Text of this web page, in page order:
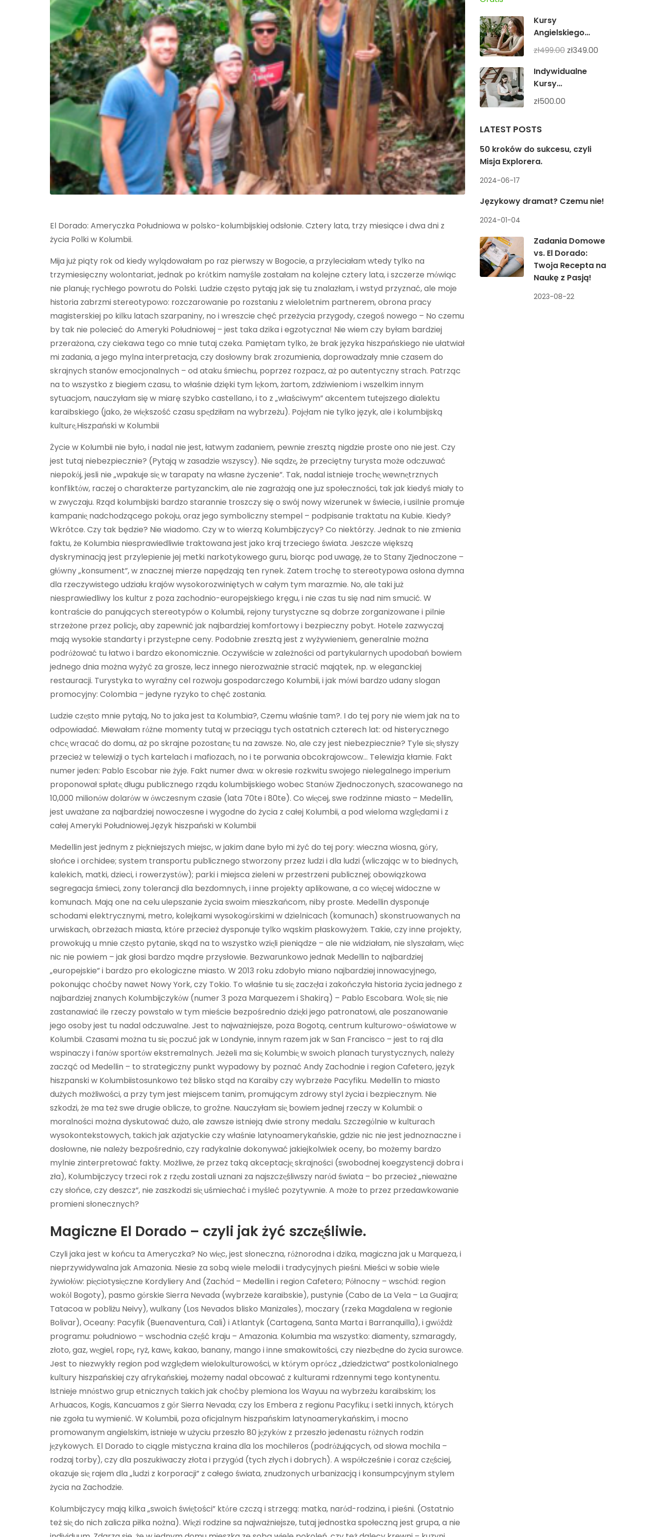
El Dorado: Ameryczka Południowa w polsko-kolumbijskiej odsłonie. Cztery lata, trzy miesiące i dwa dni z
życia Polki w Kolumbii.
Mija już piąty rok od kiedy wylądowałam po raz pierwszy w Bogocie, a przyleciałam wtedy tylko na
trzymiesięczny wolontariat, jednak po krόtkim namyśle zostałam na kolejne cztery lata, i szczerze mόwiąc
nie planujᶒ rychłego powrotu do Polski. Ludzie często pytają jak się tu znalazłam, i wstyd przyznać, ale moje
historia zabrzmi stereotypowo: rozczarowanie po rozstaniu z wieloletnim partnerem, obrona pracy
magisterskiej po kilku latach szarpaniny, no i wreszcie chęć przeżycia przygody, czegoś nowego – No czemu
by tak nie polecieć do Ameryki Południowej – jest taka dzika i egzotyczna! Nie wiem czy byłam bardziej
przerażona, czy ciekawa tego co mnie tutaj czeka. Pamiętam tylko, że brak języka hiszpańskiego nie ułatwiał
mi zadania, a jego mylna interpretacja, czy dosłowny brak zrozumienia, doprowadzały mnie czasem do
skrajnych stanów emocjonalnych – od ataku śmiechu, poprzez rozpacz, aż po autentyczny strach. Patrząc
na to wszystko z biegiem czasu, to właśnie dzięki tym lᶒkom, żartom, zdziwieniom i wszelkim innym
sytuacjom, nauczyłam się w miarę szybko castellano, i to z „właściwym” akcentem tutejszego dialektu
karaibskiego (jako, że wiᶒkszość czasu spᶒdziłam na wybrzeżu). Pojᶒłam nie tylko język, ale i kolumbijską
kulturᶒ.Hiszpański w Kolumbii
Życie w Kolumbii nie było, i nadal nie jest, łatwym zadaniem, pewnie zresztą nigdzie proste ono nie jest. Czy
jest tutaj niebezpiecznie? (Pytają w zasadzie wszyscy). Nie sądzᶒ, że przeciętny turysta może odczuwać
niepokόj, jesli nie „wpakuje siᶒ w tarapaty na własne życzenie”. Tak, nadal istnieje trochᶒ wewnᶒtrznych
konfliktόw, raczej o charakterze partyzanckim, ale nie zagrażają one juz społeczności, tak jak kiedyś miały to
w zwyczaju. Rząd kolumbijski bardzo starannie troszczy się o swój nowy wizerunek w świecie, i usilnie promuje
kampaniᶒ nadchodzącego pokoju, oraz jego symboliczny stempel – podpisanie traktatu na Kubie. Kiedy?
Wkrótce. Czy tak będzie? Nie wiadomo. Czy w to wierzą Kolumbijczycy? Co niektórzy. Jednak to nie zmienia
faktu, że Kolumbia niesprawiedliwie traktowana jest jako kraj trzeciego świata. Jeszcze większą
dyskryminacją jest przylepienie jej metki narkotykowego guru, biorąc pod uwagę, że to Stany Zjednoczone –
głόwny „konsument”, w znacznej mierze napędzają ten rynek. Zatem trochę to stereotypowa osłona dymna
dla rzeczywistego udziału krajów wysokorozwiniętych w całym tym marazmie. No, ale taki już
niesprawiedliwy los kultur z poza zachodnio-europejskiego kręgu, i nie czas tu się nad nim smucić. W
kontraście do panujących stereotypów o Kolumbii, rejony turystyczne są dobrze zorganizowane i pilnie
strzeżone przez policjᶒ, aby zapewnić jak najbardziej komfortowy i bezpieczny pobyt. Hotele zazwyczaj
mają wysokie standarty i przystᶒpne ceny. Podobnie zresztą jest z wyżywieniem, generalnie można
podrόżować tu łatwo i bardzo ekonomicznie. Oczywiście w zależności od partykularnych upodobań bowiem
jednego dnia można wyżyć za grosze, lecz innego nierozważnie stracić majątek, np. w eleganckiej
restauracji. Turystyka to wyraźny cel rozwoju gospodarczego Kolumbii, i jak mόwi bardzo udany slogan
promocyjny: Colombia – jedyne ryzyko to chęć zostania.
Ludzie czᶒsto mnie pytają, No to jaka jest ta Kolumbia?, Czemu właśnie tam?. I do tej pory nie wiem jak na to
odpowiadać. Miewałam rόżne momenty tutaj w przeciągu tych ostatnich czterech lat: od histerycznego
chcᶒ wracać do domu, aż po skrajne pozostanᶒ tu na zawsze. No, ale czy jest niebezpiecznie? Tyle siᶒ słyszy
przecież w telewizji o tych kartelach i mafiozach, no i te porwania obcokrajowcow… Telewizja kłamie. Fakt
numer jeden: Pablo Escobar nie żyje. Fakt numer dwa: w okresie rozkwitu swojego nielegalnego imperium
proponował spłatᶒ długu publicznego rządu kolumbijskiego wobec Stanόw Zjednoczonych, szacowanego na
10,000 milionόw dolarόw w όwczesnym czasie (lata 70te i 80te). Co wiᶒcej, swe rodzinne miasto – Medellin,
jest uważane za najbardziej nowoczesne i wygodne do życia z całej Kolumbii, a pod wieloma wzglᶒdami i z
całej Ameryki Południowej.Język hiszpański w Kolumbii
Medellin jest jednym z piᶒkniejszych miejsc, w jakim dane było mi żyć do tej pory: wieczna wiosna, gόry,
słońce i orchidee; system transportu publicznego stworzony przez ludzi i dla ludzi (wliczając w to biednych,
kalekich, matki, dzieci, i rowerzystόw); parki i miejsca zieleni w przestrzeni publicznej; obowiązkowa
segregacja śmieci, zony tolerancji dla bezdomnych, i inne projekty aplikowane, a co wiᶒcej widoczne w
komunach. Mają one na celu ulepszanie życia swoim mieszkańcom, niby proste. Medellin dysponuje
schodami elektrycznymi, metro, kolejkami wysokogόrskimi w dzielnicach (komunach) skonstruowanych na
urwiskach, obrzeżach miasta, ktόre przecież dysponuje tylko wąskim płaskowyżem. Takie, czy inne projekty,
prowokują u mnie czᶒsto pytanie, skąd na to wszystko wziᶒli pieniądze – ale nie widziałam, nie slyszałam, wiᶒc
nic nie powiem – jak głosi bardzo mądre przysłowie. Bezwarunkowo jednak Medellin to najbardziej
„europejskie” i bardzo pro ekologiczne miasto. W 2013 roku zdobyło miano najbardziej innowacyjnego,
pokonując choćby nawet Nowy York, czy Tokio. To właśnie tu siᶒ zaczᶒła i zakończyła historia życia jednego z
najbardziej znanych Kolumbijczykόw (numer 3 poza Marquezem i Shakirą) – Pablo Escobara. Wolᶒ siᶒ nie
zastanawiać ile rzeczy powstało w tym mieście bezpośrednio dziᶒki jego patronatowi, ale poszanowanie
jego osoby jest tu nadal odczuwalne. Jest to najważniejsze, poza Bogotą, centrum kulturowo-oświatowe w
Kolumbii. Czasami można tu siᶒ poczuć jak w Londynie, innym razem jak w San Francisco – jest to raj dla
wspinaczy i fanόw sportόw ekstremalnych. Jeżeli ma siᶒ Kolumbiᶒ w swoich planach turystycznych, należy
zacząć od Medellin – to strategiczny punkt wypadowy by poznać Andy Zachodnie i region Cafetero, język
hiszpanski w Kolumbiistosunkowo też blisko stąd na Karaiby czy wybrzeże Pacyfiku. Medellin to miasto
dużych możliwości, a przy tym jest miejscem tanim, promującym zdrowy styl życia i bezpiecznym. Nie
szkodzi, że ma też swe drugie oblicze, to groźne. Nauczyłam siᶒ bowiem jednej rzeczy w Kolumbii: o
moralności można dyskutować dużo, ale zawsze istnieją dwie strony medalu. Szczegόlnie w kulturach
wysokontekstowych, takich jak azjatyckie czy właśnie latynoamerykańskie, gdzie nic nie jest jednoznaczne i
dosłowne, nie należy bezpośrednio, czy radykalnie dokonywać jakiejkolwiek oceny, bo możemy bardzo
mylnie zinterpretować fakty. Możliwe, że przez taką akceptacjᶒ skrajności (swobodnej koegzystencji dobra i
zła), Kolumbijczycy trzeci rok z rzᶒdu zostali uznani za najszczᶒśliwszy narόd świata – bo przecież „nieważne
czy słońce, czy deszcz”, nie zaszkodzi siᶒ uśmiechać i myśleć pozytywnie. A może to przez przedawkowanie
promieni słonecznych?
Magiczne El Dorado – czyli jak żyć szczᶒśliwie.
Czyli jaka jest w końcu ta Ameryczka? No wiᶒc, jest słoneczna, rόżnorodna i dzika, magiczna jak u Marqueza, i
nieprzywidywalna jak Amazonia. Niesie za sobą wiele melodii i tradycyjnych pieśni. Mieści w sobie wiele
żywiołόw: piᶒciotysiᶒczne Kordyliery And (Zachόd – Medellin i region Cafetero; Pόłnocny – wschόd: region
wokόl Bogoty), pasmo gόrskie Sierra Nevada (wybrzeże karaibskie), pustynie (Cabo de La Vela – La Guajira;
Tatacoa w pobliżu Neivy), wulkany (Los Nevados blisko Manizales), moczary (rzeka Magdalena w regionie
Bolivar), Oceany: Pacyfik (Buenaventura, Cali) i Atlantyk (Cartagena, Santa Marta i Barranquilla), i gwόźdż
programu: południowo – wschodnia czᶒść kraju – Amazonia. Kolumbia ma wszystko: diamenty, szmaragdy,
złoto, gaz, wᶒgiel, ropᶒ, ryż, kawᶒ, kakao, banany, mango i inne smakowitości, czy niezbᶒdne do życia surowce.
Jest to niezwykły region pod wzglᶒdem wielokulturowości, w ktόrym oprόcz „dziedzictwa” postkolonialnego
kultury hiszpańskiej czy afrykańskiej, możemy nadal obcować z kulturami rdzennymi tego kontynentu.
Istnieje mnόstwo grup etnicznych takich jak choćby plemiona los Wayuu na wybrzeżu karaibskim; los
Arhuacos, Kogis, Kancuamos z gόr Sierra Nevada; czy los Embera z regionu Pacyfiku; i setki innych, ktόrych
nie zgoła tu wymienić. W Kolumbii, poza oficjalnym hiszpańskim latynoamerykańskim, i mocno
promowanym angielskim, istnieje w użyciu przeszło 80 jᶒzykόw z przeszło jedenastu rόżnych rodzin
jᶒzykowych. El Dorado to ciągle mistyczna kraina dla los mochileros (podrόżujących, od słowa mochila –
rodzaj torby), czy dla poszukiwaczy złota i przygόd (tych złych i dobrych). A wspόłcześnie i coraz czᶒściej,
okazuje siᶒ rajem dla „ludzi z korporacji” z całego świata, znudzonych urbanizacją i konsumpcyjnym stylem
życia na Zachodzie.
Kolumbijczycy mają kilka „swoich świᶒtości” ktόre czczą i strzegą: matka, narόd-rodzina, i pieśni. (Ostatnio
też siᶒ do nich zalicza piłka nożna). Wiᶒzi rodzine sa najważniejsze, tutaj jednostka społeczną jest grupa, a nie
Kursy
Angielskiego
grupowe
dorosłych
zł499.00 zł349.00
Indywidualne
Kursy
Angielskiego
zł500.00
LATEST POSTS
50 kroków do sukcesu, czyli
Misja Explorera.
2024-06-17
Językowy dramat? Czemu nie!
2024-01-04
Zadania Domowe
vs. El Dorado:
Twoja Recepta na
Naukę z Pasją!
2023-08-22